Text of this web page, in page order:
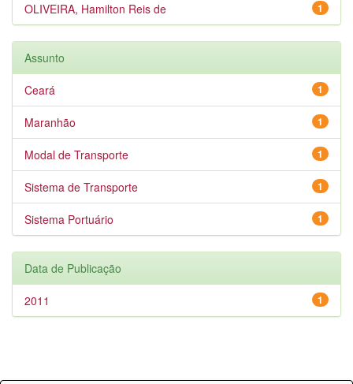
1
OLIVEIRA, Hamilton Reis de
Assunto
1
Ceará
1
Maranhão
1
Modal de Transporte
1
Sistema de Transporte
1
Sistema Portuário
Data de Publicação
1
2011